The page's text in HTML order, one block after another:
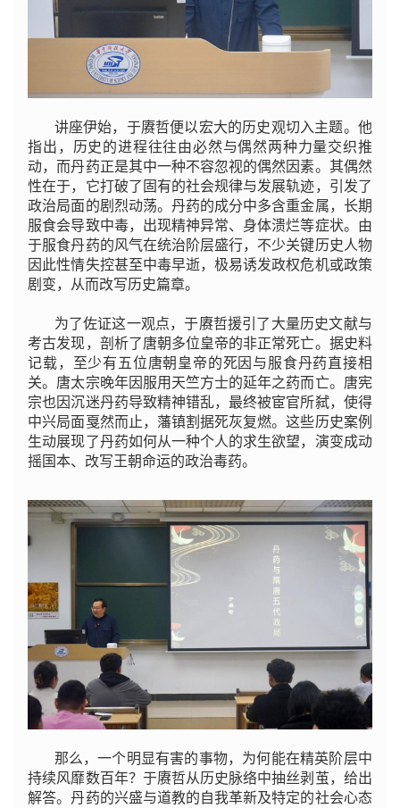
讲座伊始，于赓哲便以宏大的历史观切入主题。他
指出，历史的进程往往由必然与偶然两种力量交织推
动，而丹药正是其中一种不容忽视的偶然因素。其偶然
性在于，它打破了固有的社会规律与发展轨迹，引发了
政治局面的剧烈动荡。丹药的成分中多含重金属，长期
服食会导致中毒，出现精神异常、身体溃烂等症状。由
于服食丹药的风气在统治阶层盛行，不少关键历史人物
因此性情失控甚至中毒早逝，极易诱发政权危机或政策
剧变，从而改写历史篇章。
为了佐证这一观点，于赓哲援引了大量历史文献与
考古发现，剖析了唐朝多位皇帝的非正常死亡。据史料
记载，至少有五位唐朝皇帝的死因与服食丹药直接相
关。唐太宗晚年因服用天竺方士的延年之药而亡。唐宪
宗也因沉迷丹药导致精神错乱，最终被宦官所弑，使得
中兴局面戛然而止，藩镇割据死灰复燃。这些历史案例
生动展现了丹药如何从一种个人的求生欲望，演变成动
摇国本、改写王朝命运的政治毒药。
那么，一个明显有害的事物，为何能在精英阶层中
持续风靡数百年？于赓哲从历史脉络中抽丝剥茧，给出
解答。丹药的兴盛与道教的自我革新及特定的社会心态